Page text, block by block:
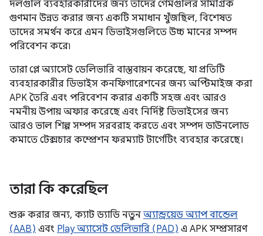
দলগুলি ব্যবহারকারীদের জন্য তাদের গেমগুলির সামগ্রিক
গুণমান উন্নত করার জন্য একটি সমাধান খুঁজছিল, বিশেষত
তাদের সমর্থন করে এমন ডিভাইসগুলিতে উচ্চ মানের সম্পদ
পরিবেশন করে৷
তারা প্লে অ্যাসেট ডেলিভারি বাস্তবায়ন করেছে, যা প্রতিটি
ব্যবহারকারীর ডিভাইস কনফিগারেশনের জন্য অপ্টিমাইজ করা
APK তৈরি এবং পরিবেশন করার একটি সহজ এবং আরও
নমনীয় উপায় অফার করেছে এবং নির্দিষ্ট ডিভাইসের জন্য
আরও ভাল শিল্প সম্পদ সরবরাহ করতে এবং সম্পদ ডাউনলোড
কমাতে টেক্সচার কম্প্রেশন ফরম্যাট টার্গেটিং ব্যবহার করেছে।
তারা কি করেছিল
শুরু করার জন্য, ক্যাট ড্যাডি নতুন অ্যান্ড্রয়েড অ্যাপ বান্ডেল
(AAB) এবং Play অ্যাসেট ডেলিভারি (PAD) এ APK সম্প্রসারণ